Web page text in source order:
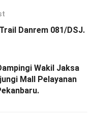
Danrem 081/DSJ.
Wakil Jaksa
Mall Pelayanan